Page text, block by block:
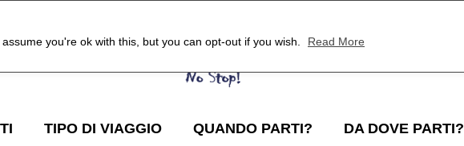
you're ok with this, but you can opt-out if you wish. Read More
TIPO DI VIAGGIO QUANDO PARTI? DA DOVE PARTI?